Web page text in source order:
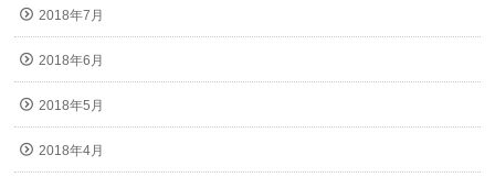
2018年7月
2018年6月
2018年5月
2018年4月